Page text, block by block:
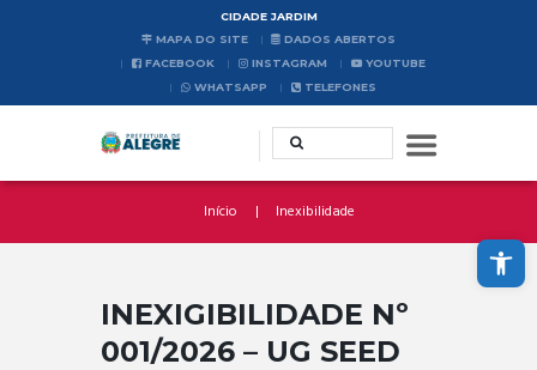
Abrir a barra de ferramentas
CIDADE JARDIM
MAPA DO SITE
DADOS ABERTOS
FACEBOOK
INSTAGRAM
YOUTUBE
WHATSAPP
TELEFONES
Início Inexibilidade
INEXIGIBILIDADE Nº
001/2026 – UG SEED